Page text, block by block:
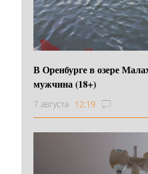
В Оренбурге в озере
мужчина (18+)
7 августа 12:19